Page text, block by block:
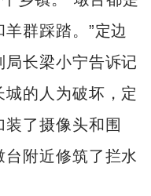
群踩踏。”定边
长梁小宁告诉记
的人为破坏，定
了摄像头和围
附近修筑了拦水